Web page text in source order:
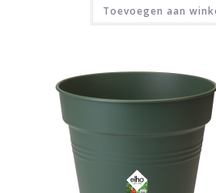
Toevoegen aan